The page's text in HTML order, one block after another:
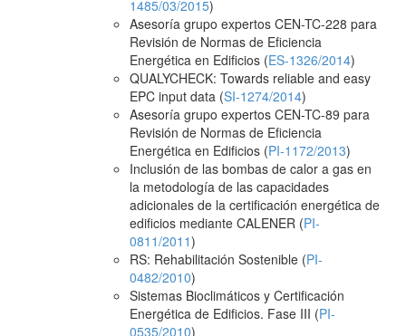
1485/03/2015)
Asesoría grupo expertos CEN-TC-228 para
Revisión de Normas de Eficiencia
Energética en Edificios (ES-1326/2014)
QUALYCHECK: Towards reliable and easy
EPC input data (SI-1274/2014)
Asesoría grupo expertos CEN-TC-89 para
Revisión de Normas de Eficiencia
Energética en Edificios (PI-1172/2013)
Inclusión de las bombas de calor a gas en
la metodología de las capacidades
adicionales de la certificación energética de
edificios mediante CALENER (PI-
0811/2011)
RS: Rehabilitación Sostenible (PI-
0482/2010)
Sistemas Bioclimáticos y Certificación
Energética de Edificios. Fase III (PI-
0535/2010)